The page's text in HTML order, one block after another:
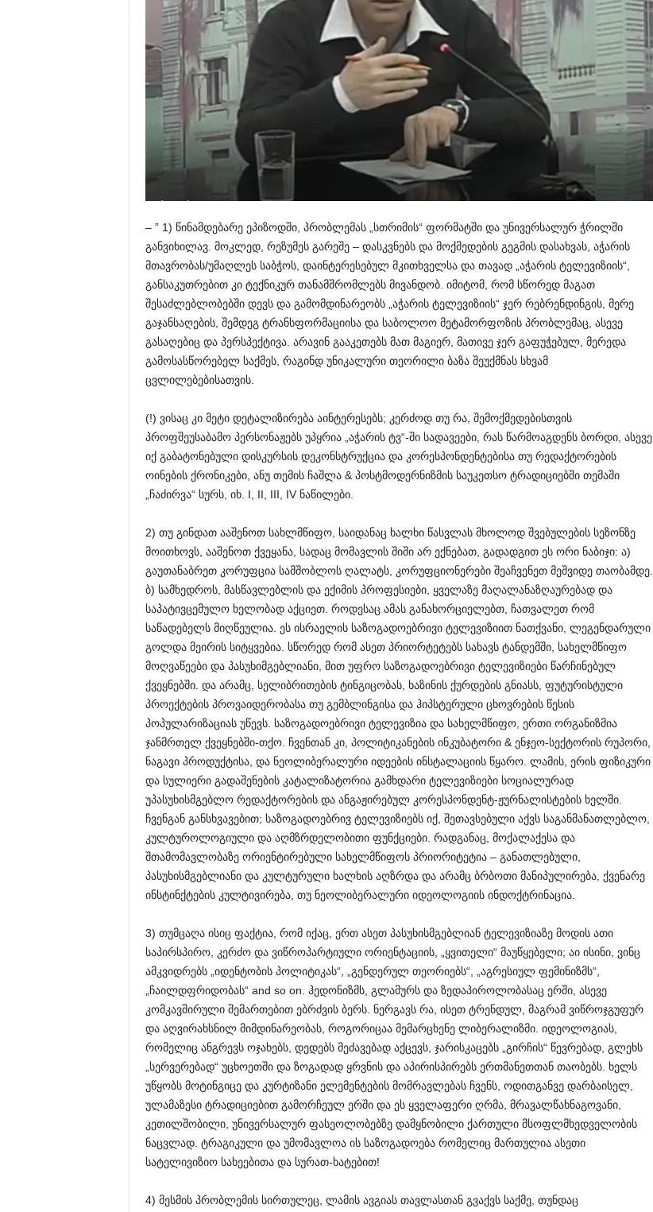
– ” 1) წინამდებარე ეპიზოდში, პრობლემას „სთრიმის“ ფორმატში და უნივერსალურ ჭრილში
განვიხილავ. მოკლედ, რეზუმეს გარეშე – დასკვნებს და მოქმედების გეგმის დასახვას, აჭარის
მთავრობას/უმაღლეს საბჭოს, დაინტერესებულ მკითხველსა და თავად „აჭარის ტელევიზიის“,
განსაკუთრებით კი ტექნიკურ თანამშრომლებს მივანდობ. იმიტომ, რომ სწორედ მაგათ
შესაძლებლობებში დევს და გამომდინარეობს „აჭარის ტელევიზიის“ ჯერ რებრენდინგის, მერე
გაჯანსაღების, შემდეგ ტრანსფორმაციისა და საბოლოო მეტამორფოზის პრობლემაც, ასევე
გასაღებიც და პერსპექტივა. არავინ გააკეთებს მათ მაგიერ, მათივე ჯერ გაფუჭებულ, მერედა
გამოსასწორებელ საქმეს, რაგინდ უნიკალური თეორილი ბაზა შეუქმნას სხვამ
ცვლილებებისათვის.
(!) ვისაც კი მეტი დეტალიზირება აინტერესებს; კერძოდ თუ რა, შემოქმედებისთვის
პროფშეუსაბამო პერსონაჟებს უპყრია „აჭარის ტვ“-ში სადავეები, რას წარმოაგდენს ბორდი, ასევე
იქ გაბატონებული დისკურსის დეკონსტრუქცია და კორესპონდენტებისა თუ რედაქტორების
ოინების ქრონიკები, ანუ თემის ჩაშლა & პოსტმოდერნიზმის საუკეთსო ტრადიციებში თემაში
„ჩაძირვა“ სურს, იხ. I, II, III, IV ნაწილები.
2) თუ გინდათ ააშენოთ სახლმწიფო, საიდანაც ხალხი წასვლას მხოლოდ შვებულების სეზონზე
მოითხოვს, ააშენოთ ქვეყანა, სადაც მომავლის შიში არ ექნებათ, გადადგით ეს ორი ნაბიჯი: ა)
გაუთანაბრეთ კორუფცია სამშობლოს ღალატს, კორუფციონერები შეაჩვენეთ მეშვიდე თაობამდე.
ბ) სამხედროს, მასწავლებლის და ექიმის პროფესიები, ყველაზე მაღალანაზღაურებად და
საპატივცემულო ხელობად აქციეთ. როდესაც ამას განახორციელებთ, ჩათვალეთ რომ
საწადებელს მიღწეულია. ეს ისრაელის საზოგადოებრივი ტელევიზიით ნათქვანი, ლეგენდარული
გოლდა მეირის სიტყვებია. სწორედ რომ ასეთ პრიორტეტებს სახავს ტანდემში, სახელმწიფო
მოღვაწეები და პასუხიმგებლიანი, მით უფრო საზოგადოებრივი ტელევიზიები წარჩინებულ
ქვეყნებში. და არამც, სელიბრითების ტინგიცობას, ხაზინის ქურდების გნიასს, ფუტურისტული
პროექტების პროვაიდერობასა თუ გემბლინგისა და ჰიპსტერული ცხოვრების წესის
პოპულარიზაციას უწევს. საზოგადოებრივი ტელევიზია და სახელმწიფო, ერთი ორგანიზმია
ჯანმრთელ ქვეყნებში-თქო. ჩვენთან კი, პოლიტიკანების ინკუბატორი & ენჯეო-სექტორის რუპორი,
ნაგავი პროდუქტისა, და ნეოლიბერალური იდეების ინსტალაციის წყარო. ლამის, ერის ფიზიკური
და სულიერი გადაშენების კატალიზატორია გამხდარი ტელევიზიები სოციალურად
უპასუხისმგებლო რედაქტორების და ანგაჟირებულ კორესპონდენტ-ჟურნალისტების ხელში.
ჩვენგან განსხვავებით; საზოგადოებრივ ტელევიზიებს იქ, შეთავსებული აქვს საგანმანათლებლო,
კულტუროლოგიული და აღმზრდელობითი ფუნქციები. რადგანაც, მოქალაქესა და
შთამომავლობაზე ორიენტირებული სახელმწიფოს პრიორიტეტია – განათლებული,
პასუხისმგებლიანი და კულტურული ხალხის აღზრდა და არამც ბრბოთი მანიპულირება, ქვენარე
ინსტინქტების კულტივირება, თუ ნეოლიბერალური იდეოლოგიის ინდოქტრინაცია.
3) თუმცაღა ისიც ფაქტია, რომ იქაც, ერთ ასეთ პასუხისმგებლიან ტელევიზიაზე მოდის ათი
საპირსპირო, კერძო და ვიწროპარტიული ორიენტაციის, „ყვითელი“ მაუწყებელი; აი ისინი, ვინც
ამკვიდრებს „იდენტობის პოლიტიკას“, „გენდერულ თეორიებს“, „აგრესიულ ფემინიზმს“,
„ჩაილდფრიდობას“ and so on. ჰედონიზმს, გლამურს და ზედაპიროლობასაც ერში, ასევე
კომკავშირული შემართებით ებრძვის ბერს. ნერგავს რა, ისეთ ტრენდულ, მაგრამ ვიწროჯგუფურ
და აღვირახსნილ მიმდინარეობას, როგორიცაა მემარცხენე ლიბერალიზმი. იდეოლოგიას,
რომელიც ანგრევს ოჯახებს, დედებს მეძავებად აქცევს, ჯარისკაცებს „გირჩის“ წევრებად, გლეხს
„სერვერებად“ უცხოეთში და ზოგადად ყრვნის და აპირისპირებს ერთმანეთთან თაობებს. ხელს
უწყობს მოტინგიცე და კურტიზანი ელემენტების მომრავლებას ჩვენს, ოდითგანვე დარბაისელ,
ულამაზესი ტრადიციებით გამორჩეულ ერში და ეს ყველაფერი ღრმა, მრავალწახნაგოვანი,
კეთილშობილი, უნივერსალურ ფასეოლობებზე დამყნობილი ქართული მსოფლმხედველობის
ნაცვლად. ტრაგიკული და უმომავლოა ის საზოგადოება რომელიც მართულია ასეთი
სატელივიზიო სახეებითა და სურათ-ხატებით!
4) მესმის პრობლემის სირთულეც, ლამის ავგიას თავლასთან გვაქვს საქმე, თუნდაც